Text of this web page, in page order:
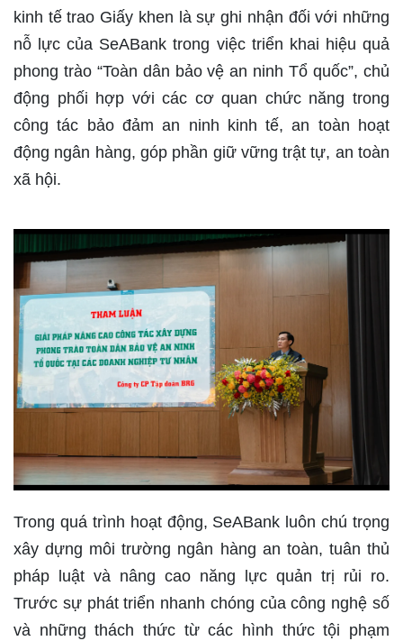
kinh tế trao Giấy khen là sự ghi nhận đối với những
nỗ lực của SeABank trong việc triển khai hiệu quả
phong trào “Toàn dân bảo vệ an ninh Tổ quốc”, chủ
động phối hợp với các cơ quan chức năng trong
công tác bảo đảm an ninh kinh tế, an toàn hoạt
động ngân hàng, góp phần giữ vững trật tự, an toàn
xã hội.
Trong quá trình hoạt động, SeABank luôn chú trọng
xây dựng môi trường ngân hàng an toàn, tuân thủ
pháp luật và nâng cao năng lực quản trị rủi ro.
Trước sự phát triển nhanh chóng của công nghệ số
và những thách thức từ các hình thức tội phạm